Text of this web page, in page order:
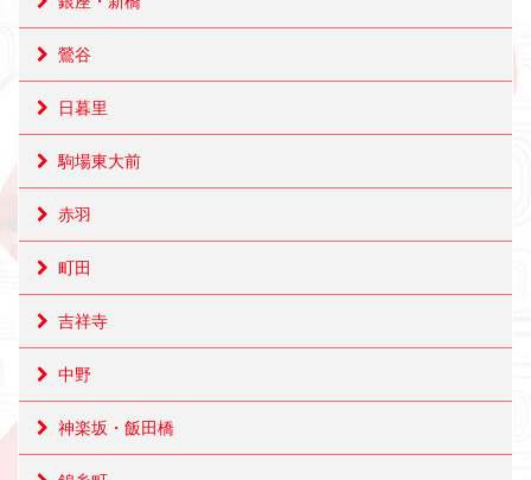
鶯谷
日暮里
駒場東大前
赤羽
町田
吉祥寺
中野
神楽坂・飯田橋